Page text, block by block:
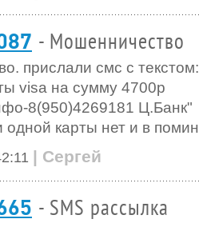
- Мошенничество
прислали смс с текстом:
visa на сумму 4700р
8(950)4269181 Ц.Банк"
одной карты нет и в
| Сергей
- SMS рассылка